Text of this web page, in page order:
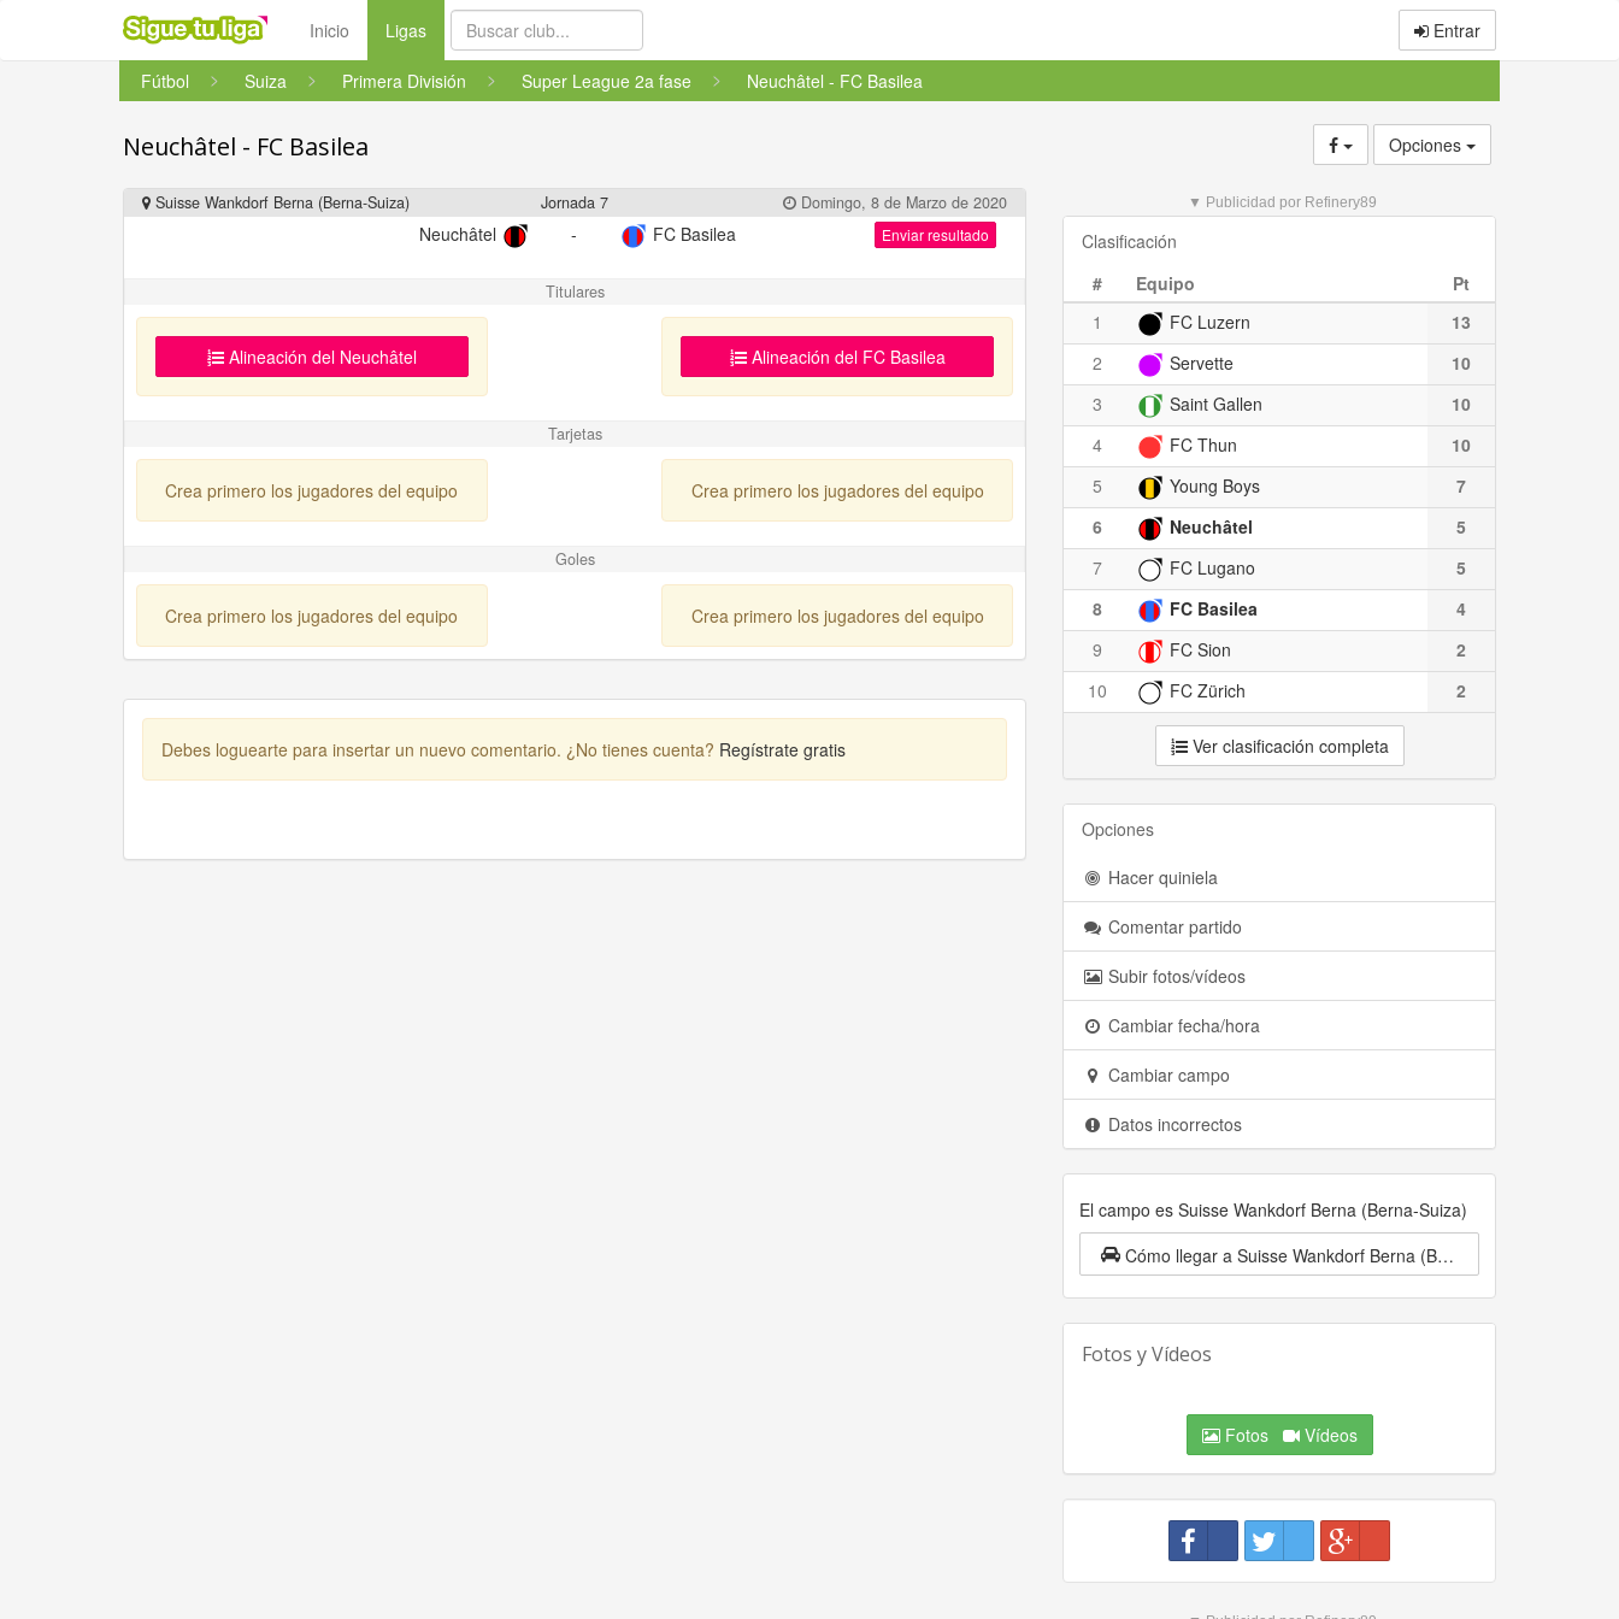
Inicio Ligas(current) Entrar
Fútbol Suiza Primera División Super League 2a fase Neuchâtel - FC Basilea
Neuchâtel - FC Basilea Opciones
Suisse Wankdorf Berna (Berna-Suiza) Jornada 7 Domingo, 8 de Marzo de 2020
Neuchâtel - FC Basilea Enviar resultado
Titulares
Alineación del Neuchâtel Alineación del FC Basilea
Tarjetas
Crea primero los jugadores del equipo Crea primero los jugadores del equipo
Goles
Crea primero los jugadores del equipo Crea primero los jugadores del equipo
Debes loguearte para insertar un nuevo comentario. ¿No tienes cuenta? Regístrate gratis
▼ Publicidad por Refinery89
Clasificación
#
Equipo
Pt
1
FC Luzern
13
2
Servette
10
3
Saint Gallen
10
4
FC Thun
10
5
Young Boys
7
6
Neuchâtel
5
7
FC Lugano
5
8
FC Basilea
4
9
FC Sion
2
10
FC Zürich 2
Ver clasificación completa
Opciones
Hacer quiniela
Comentar partido
Subir fotos/vídeos
Cambiar fecha/hora
Cambiar campo
Datos incorrectos
El campo es Suisse Wankdorf Berna (Berna-Suiza)
Cómo llegar a Suisse Wankdorf Berna (Berna-Suiza)
Fotos y Vídeos
Fotos Vídeos